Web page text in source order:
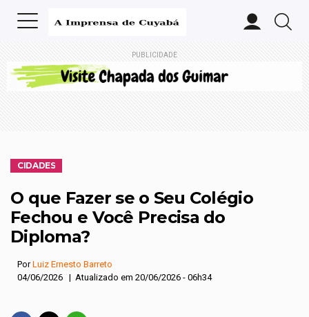
PUBLICIDADE
CIDADES
O que Fazer se o Seu Colégio
Fechou e Você Precisa do
Diploma?
PorLuiz Ernesto Barreto
04/06/2026 | Atualizado em 20/06/2026 - 06h34